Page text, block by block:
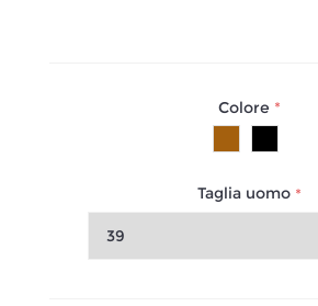
Colore *
Taglia uomo *